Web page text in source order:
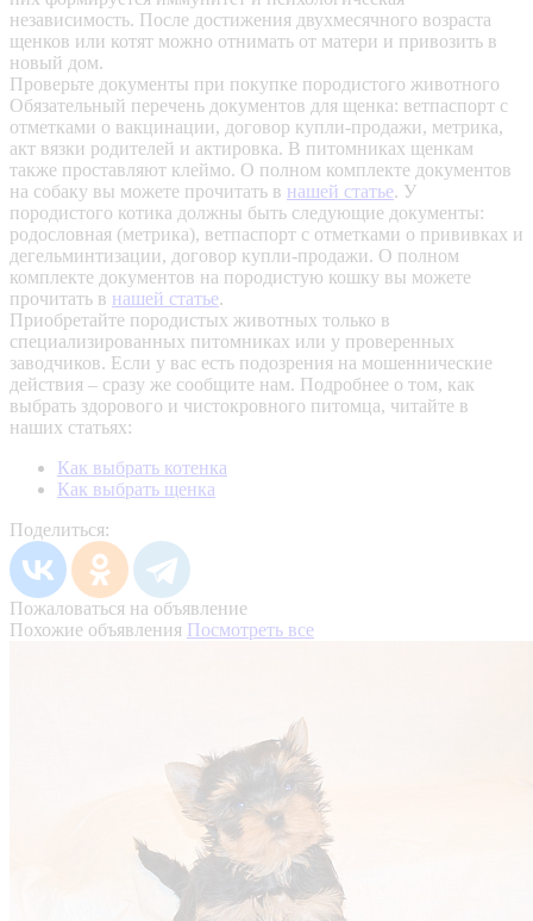
независимость. После достижения двухмесячного возраста
щенков или котят можно отнимать от матери и привозить в
новый дом.
Проверьте документы при покупке породистого животного
Обязательный перечень документов для щенка: ветпаспорт с
отметками о вакцинации, договор купли-продажи, метрика,
акт вязки родителей и актировка. В питомниках щенкам
также проставляют клеймо. О полном комплекте документов
на собаку вы можете прочитать в нашей статье. У
породистого котика должны быть следующие документы:
родословная (метрика), ветпаспорт с отметками о прививках и
дегельминтизации, договор купли-продажи. О полном
комплекте документов на породистую кошку вы можете
прочитать в нашей статье.
Приобретайте породистых животных только в
специализированных питомниках или у проверенных
заводчиков. Если у вас есть подозрения на мошеннические
действия – сразу же сообщите нам. Подробнее о том, как
выбрать здорового и чистокровного питомца, читайте в
наших статьях:
Как выбрать котенка
Как выбрать щенка
Поделиться:
Пожаловаться на объявление
Похожие объявления Посмотреть все